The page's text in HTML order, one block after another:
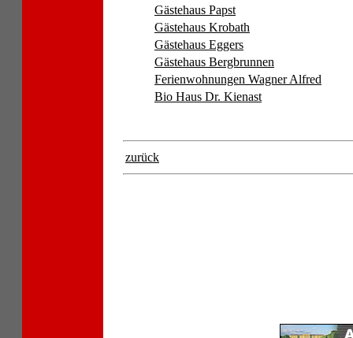
Gästehaus Papst
Gästehaus Krobath
Gästehaus Eggers
Gästehaus Bergbrunnen
Ferienwohnungen Wagner Alfred
Bio Haus Dr. Kienast
zurück